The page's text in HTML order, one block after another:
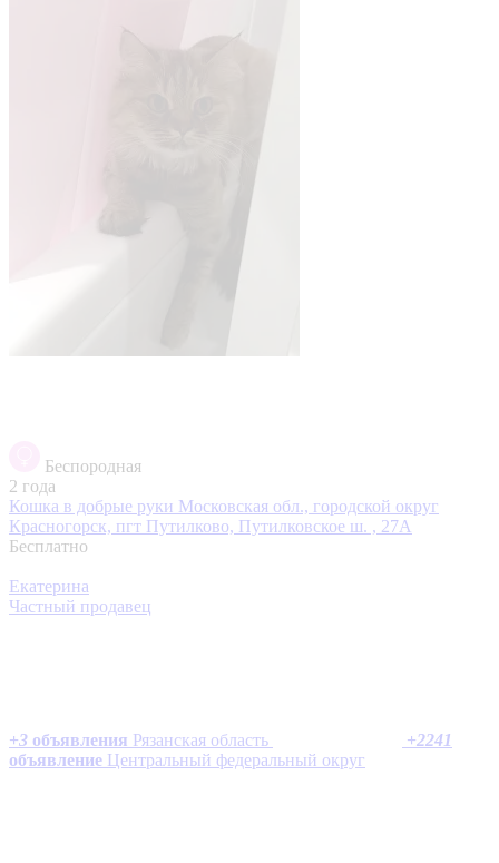
Беспородная
2 года
Кошка в добрые руки Московская обл., городской округ
Красногорск, пгт Путилково, Путилковское ш. , 27А
Бесплатно
Екатерина
Частный продавец
+3 объявления Рязанская область +2241
объявление Центральный федеральный округ